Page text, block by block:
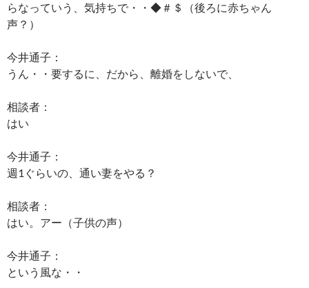
らなっていう、気持ちで・・◆＃＄（後ろに赤ちゃん
声？）
今井通子：
うん・・要するに、だから、離婚をしないで、
相談者：
はい
今井通子：
週1ぐらいの、通い妻をやる？
相談者：
はい。アー（子供の声）
今井通子：
という風な・・